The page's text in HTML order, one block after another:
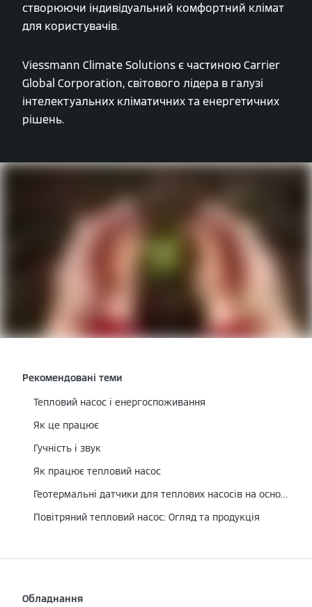
створюючи індивідуальний комфортний клімат
для користувачів.
Viessmann Climate Solutions є частиною Carrier
Global Corporation, світового лідера в галузі
інтелектуальних кліматичних та енергетичних
рішень.
Рекомендовані теми
Тепловий насос і енергоспоживання
Як це працює
Гучність і звук
Як працює тепловий насос
Геотермальні датчики для теплових насосів на основі розсолу/води
Повітряний тепловий насос: Огляд та продукція
Обладнання